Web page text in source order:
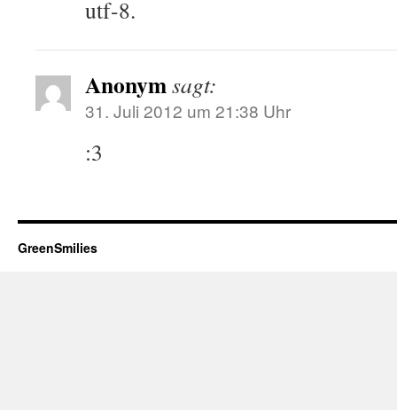
utf-8.
Anonymsagt:
31. Juli 2012 um 21:38 Uhr
:3
GreenSmilies